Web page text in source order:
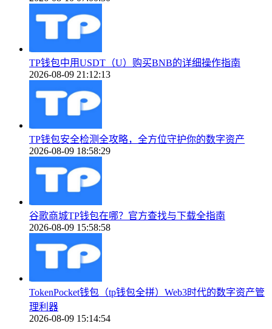
TP钱包中用USDT（U）购买BNB的详细操作指南
2026-08-09 21:12:13
TP钱包安全检测全攻略，全方位守护你的数字资产
2026-08-09 18:58:29
谷歌商城TP钱包在哪？官方查找与下载全指南
2026-08-09 15:58:58
TokenPocket钱包（tp钱包全拼）Web3时代的数字资产管
理利器
2026-08-09 15:14:54